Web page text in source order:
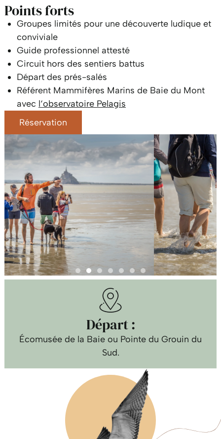
Points forts
Groupes limités pour une découverte ludique et
conviviale
Guide professionnel attesté
Circuit hors des sentiers battus
Départ des prés-salés
Référent Mammifères Marins de Baie du Mont
avec l‘observatoire Pelagis
Réservation
Départ :
Écomusée de la Baie ou Pointe du Grouin du
Sud.